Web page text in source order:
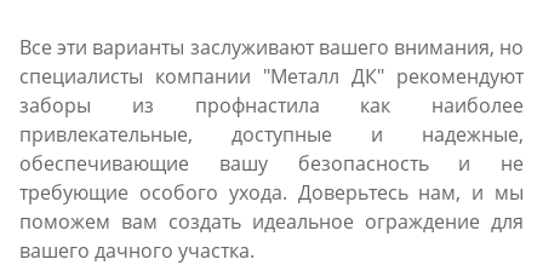
Все эти варианты заслуживают вашего внимания, но
специалисты компании "Металл ДК" рекомендуют
заборы из профнастила как наиболее
привлекательные, доступные и надежные,
обеспечивающие вашу безопасность и не
требующие особого ухода. Доверьтесь нам, и мы
поможем вам создать идеальное ограждение для
вашего дачного участка.